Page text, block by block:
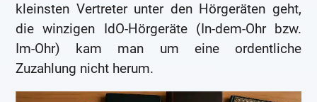
kleinsten Vertreter unter den Hörgeräten geht,
die winzigen IdO-Hörgeräte (In-dem-Ohr bzw.
Im-Ohr) kam man um eine ordentliche
Zuzahlung nicht herum.